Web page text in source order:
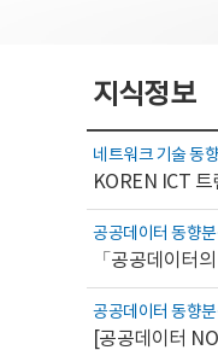
지식정보
네트워크 기술 동향
KOREN ICT
공공데이터 동향
「공공데이터
공공데이터 동향
[공공데이터